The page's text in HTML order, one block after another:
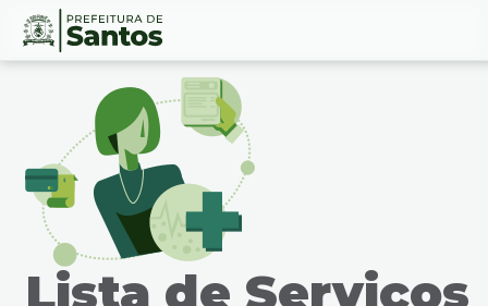
Ir
Conteúdo
Lista de Serviços